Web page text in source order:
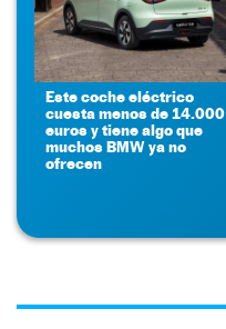
Este coche eléctrico
cuesta menos de 14.000
euros y tiene algo que
muchos BMW ya no
ofrecen